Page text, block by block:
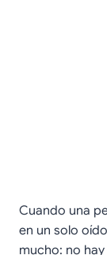
Cuando una
en un solo
mucho: no